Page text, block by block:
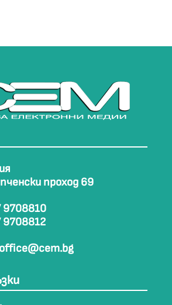
проход 69
9708810
9708812
office@cem.bg